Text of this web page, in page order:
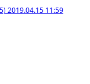
2019.04.15 11:59